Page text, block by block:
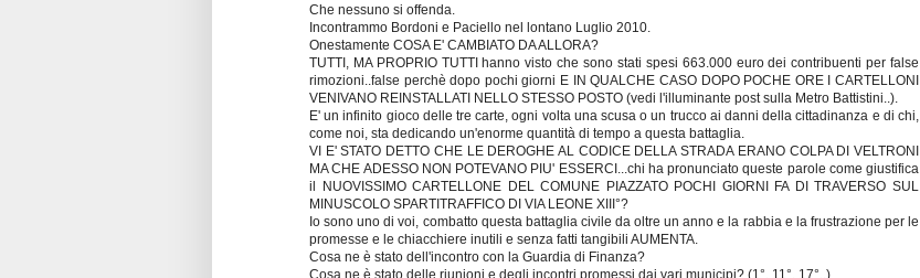
Che nessuno si offenda.
Incontrammo Bordoni e Paciello nel lontano Luglio 2010.
Onestamente COSA E' CAMBIATO DA ALLORA?
TUTTI, MA PROPRIO TUTTI hanno visto che sono stati spesi 663.000 euro dei contribuenti per false
rimozioni..false perchè dopo pochi giorni E IN QUALCHE CASO DOPO POCHE ORE I CARTELLONI
VENIVANO REINSTALLATI NELLO STESSO POSTO (vedi l'illuminante post sulla Metro Battistini..).
E' un infinito gioco delle tre carte, ogni volta una scusa o un trucco ai danni della cittadinanza e di chi,
come noi, sta dedicando un'enorme quantità di tempo a questa battaglia.
VI E' STATO DETTO CHE LE DEROGHE AL CODICE DELLA STRADA ERANO COLPA DI VELTRONI
MA CHE ADESSO NON POTEVANO PIU' ESSERCI...chi ha pronunciato queste parole come giustifica
il NUOVISSIMO CARTELLONE DEL COMUNE PIAZZATO POCHI GIORNI FA DI TRAVERSO SUL
MINUSCOLO SPARTITRAFFICO DI VIA LEONE XIII°?
Io sono uno di voi, combatto questa battaglia civile da oltre un anno e la rabbia e la frustrazione per le
promesse e le chiacchiere inutili e senza fatti tangibili AUMENTA.
Cosa ne è stato dell'incontro con la Guardia di Finanza?
Cosa ne è stato delle riunioni e degli incontri promessi dai vari municipi? (1°, 11°, 17°..)